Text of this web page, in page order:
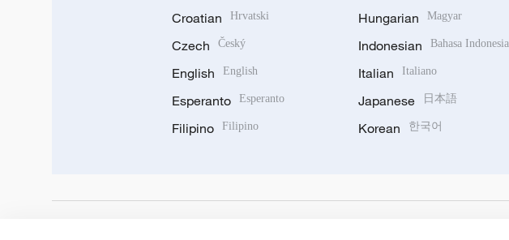
Croatian Hrvatski
Czech Český
English English
Esperanto Esperanto
Filipino Filipino
Hungarian Magyar
Indonesian Bahasa Indonesia
Italian Italiano
Japanese 日本語
Korean 한국어